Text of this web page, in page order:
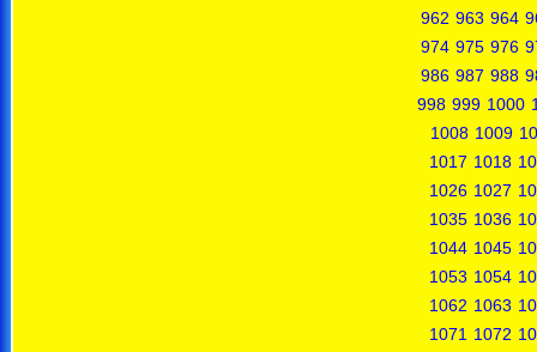
962 963 964
974 975 976
986 987 988
998 999 1000
1008 1009
1017 1018
1026 1027
1035 1036
1044 1045
1053 1054
1062 1063
1071 1072